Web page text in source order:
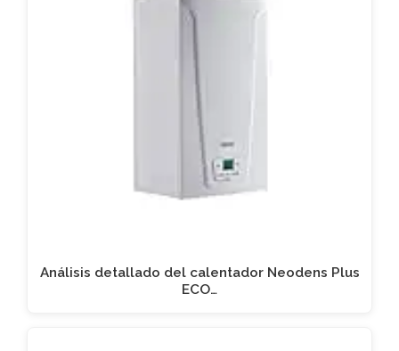
Análisis detallado del calentador Neodens Plus
ECO…